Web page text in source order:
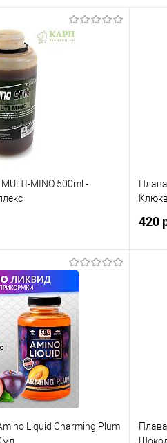
MINO 500ml -
Сравнение
В наличии
420
В
Liquid Charming Plum